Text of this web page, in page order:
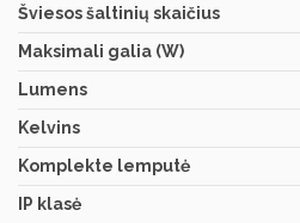
Šviesos šaltinių skaičius
Maksimali galia (W)
Lumens
Kelvins
Komplekte lemputė
IP klasė